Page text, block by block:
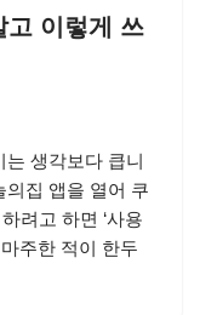
고 이렇게 쓰
생각보다 큽니
의집 앱을 열어 쿠
려고 하면 ‘사용
주한 적이 한두